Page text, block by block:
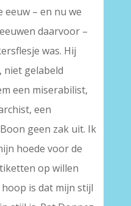
– en nu we
daarvoor –
was. Hij
niet gelabeld
een miserabilist,
een
geen zak uit. Ik
hoede voor de
op willen
is dat mijn stijl